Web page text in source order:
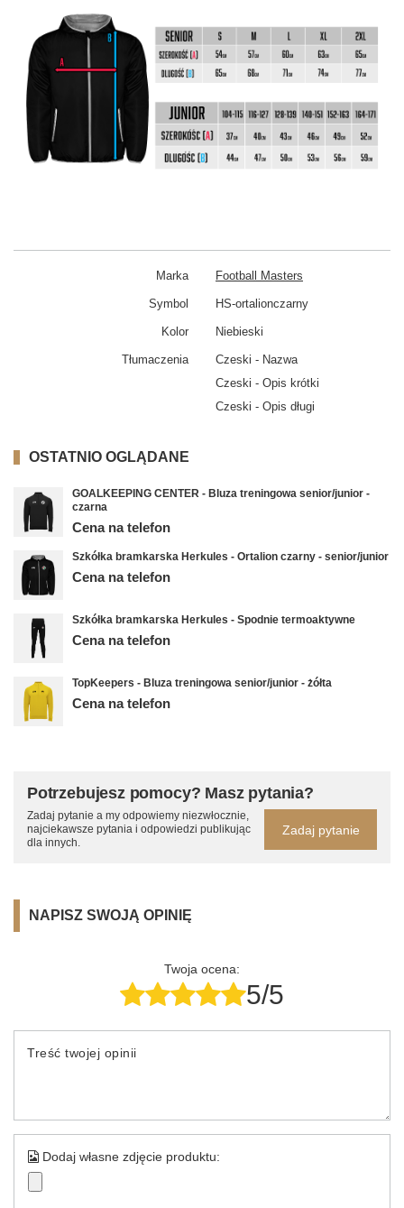
Marka Football Masters
Symbol HS-ortalionczarny
Kolor Niebieski
Tłumaczenia
Czeski - Nazwa
Czeski - Opis krótki
Czeski - Opis długi
OSTATNIO OGLĄDANE
GOALKEEPING CENTER - Bluza treningowa senior/junior -
czarna
Cena na telefon
Szkółka bramkarska Herkules - Ortalion czarny - senior/junior
Cena na telefon
Szkółka bramkarska Herkules - Spodnie termoaktywne
Cena na telefon
TopKeepers - Bluza treningowa senior/junior - żółta
Cena na telefon
Potrzebujesz pomocy? Masz pytania?
Zadaj pytanie a my odpowiemy niezwłocznie,
najciekawsze pytania i odpowiedzi publikując
dla innych.
Zadaj pytanie
NAPISZ SWOJĄ OPINIĘ
Twoja ocena:
5/5
Treść twojej opinii
Dodaj własne zdjęcie produktu: